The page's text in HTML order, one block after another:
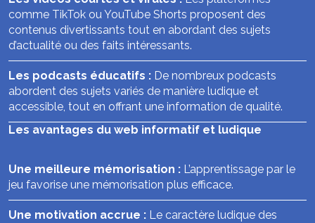
comme TikTok ou YouTube Shorts proposent des
contenus divertissants tout en abordant des sujets
d’actualité ou des faits intéressants.
Les podcasts éducatifs : De nombreux podcasts
abordent des sujets variés de manière ludique et
accessible, tout en offrant une information de qualité.
Les avantages du web informatif et ludique
Une meilleure mémorisation : L’apprentissage par le
jeu favorise une mémorisation plus efficace.
Une motivation accrue : Le caractère ludique des